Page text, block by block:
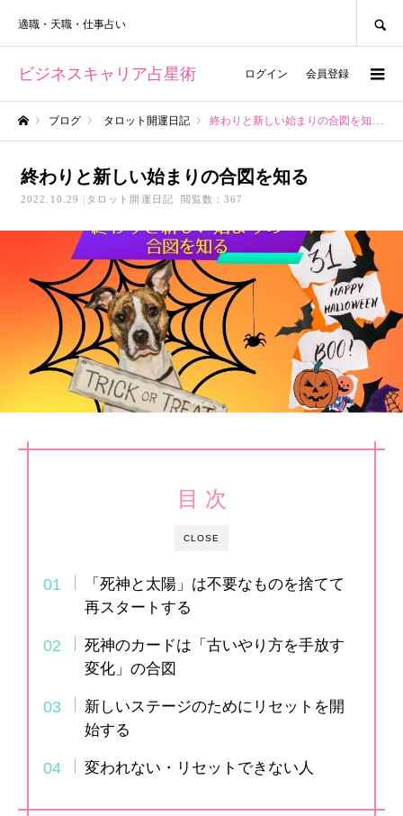
ビジネスキャリア占星術
適職・天職・仕事占い
ログイン 会員登録
ブログ タロット開運日記 終わりと新しい始まりの合図を知る
終わりと新しい始まりの合図を知る
2022.10.29 タロット開運日記 閲覧数：367
CLOSE
目 次
「死神と太陽」は不要なものを捨てて
再スタートする
死神のカードは「古いやり方を手放す
変化」の合図
新しいステージのためにリセットを開
始する
変われない・リセットできない人